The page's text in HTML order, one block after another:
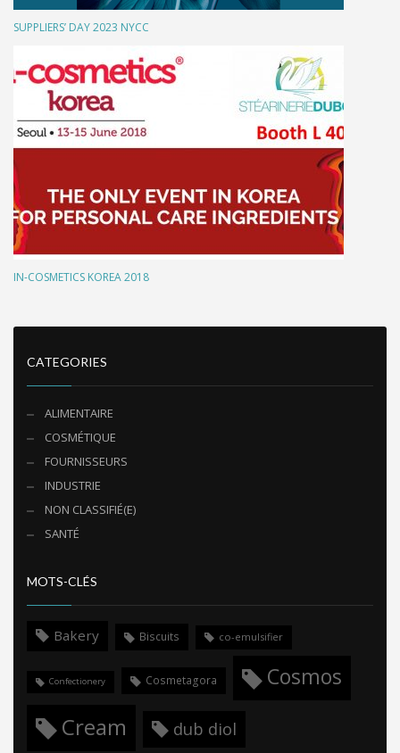
SUPPLIERS’ DAY 2023 NYCC
IN-COSMETICS KOREA 2018
CATEGORIES
ALIMENTAIRE
COSMÉTIQUE
FOURNISSEURS
INDUSTRIE
NON CLASSIFIÉ(E)
SANTÉ
MOTS-CLÉS
Bakery Biscuits co-emulsifier
Confectionery Cosmetagora Cosmos
Cream dub diol